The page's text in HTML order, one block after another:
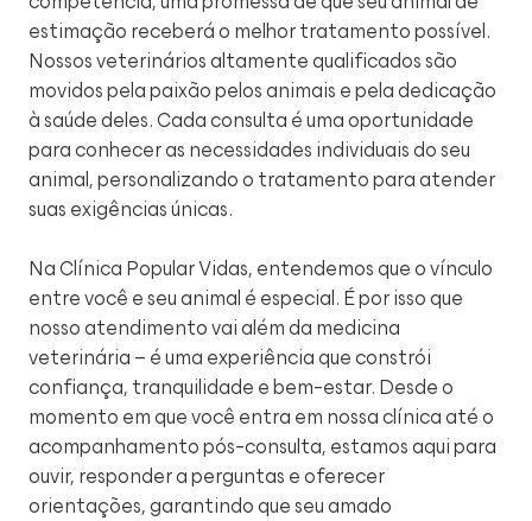
estimação receberá o melhor tratamento possível.
Nossos veterinários altamente qualificados são
movidos pela paixão pelos animais e pela dedicação
à saúde deles. Cada consulta é uma oportunidade
para conhecer as necessidades individuais do seu
animal, personalizando o tratamento para atender
suas exigências únicas.
Na Clínica Popular Vidas, entendemos que o vínculo
entre você e seu animal é especial. É por isso que
nosso atendimento vai além da medicina
veterinária – é uma experiência que constrói
confiança, tranquilidade e bem-estar. Desde o
momento em que você entra em nossa clínica até o
acompanhamento pós-consulta, estamos aqui para
ouvir, responder a perguntas e oferecer
orientações, garantindo que seu amado